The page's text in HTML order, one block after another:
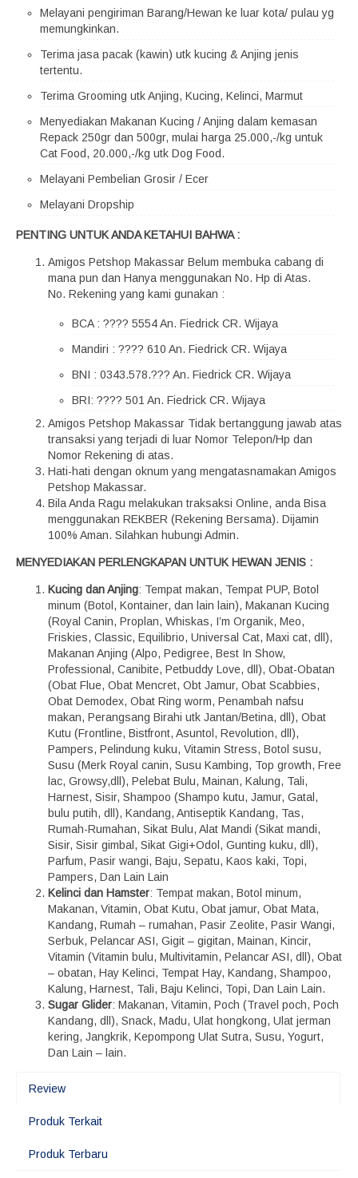
Melayani pengiriman Barang/Hewan ke luar kota/ pulau yg
memungkinkan.
Terima jasa pacak (kawin) utk kucing & Anjing jenis
tertentu.
Terima Grooming utk Anjing, Kucing, Kelinci, Marmut
Menyediakan Makanan Kucing / Anjing dalam kemasan
Repack 250gr dan 500gr, mulai harga 25.000,-/kg untuk
Cat Food, 20.000,-/kg utk Dog Food.
Melayani Pembelian Grosir / Ecer
Melayani Dropship
PENTING UNTUK ANDA KETAHUI BAHWA :
Amigos Petshop Makassar Belum membuka cabang di
mana pun dan Hanya menggunakan No. Hp di Atas.
No. Rekening yang kami gunakan :
BCA : ???? 5554 An. Fiedrick CR. Wijaya
Mandiri : ???? 610 An. Fiedrick CR. Wijaya
BNI : 0343.578.??? An. Fiedrick CR. Wijaya
BRI: ???? 501 An. Fiedrick CR. Wijaya
Amigos Petshop Makassar Tidak bertanggung jawab atas
transaksi yang terjadi di luar Nomor Telepon/Hp dan
Nomor Rekening di atas.
Hati-hati dengan oknum yang mengatasnamakan Amigos
Petshop Makassar.
Bila Anda Ragu melakukan traksaksi Online, anda Bisa
menggunakan REKBER (Rekening Bersama). Dijamin
100% Aman. Silahkan hubungi Admin.
MENYEDIAKAN PERLENGKAPAN UNTUK HEWAN JENIS :
Kucing dan Anjing: Tempat makan, Tempat PUP, Botol
minum (Botol, Kontainer, dan lain lain), Makanan Kucing
(Royal Canin, Proplan, Whiskas, I’m Organik, Meo,
Friskies, Classic, Equilibrio, Universal Cat, Maxi cat, dll),
Makanan Anjing (Alpo, Pedigree, Best In Show,
Professional, Canibite, Petbuddy Love, dll), Obat-Obatan
(Obat Flue, Obat Mencret, Obt Jamur, Obat Scabbies,
Obat Demodex, Obat Ring worm, Penambah nafsu
makan, Perangsang Birahi utk Jantan/Betina, dll), Obat
Kutu (Frontline, Bistfront, Asuntol, Revolution, dll),
Pampers, Pelindung kuku, Vitamin Stress, Botol susu,
Susu (Merk Royal canin, Susu Kambing, Top growth, Free
lac, Growsy,dll), Pelebat Bulu, Mainan, Kalung, Tali,
Harnest, Sisir, Shampoo (Shampo kutu, Jamur, Gatal,
bulu putih, dll), Kandang, Antiseptik Kandang, Tas,
Rumah-Rumahan, Sikat Bulu, Alat Mandi (Sikat mandi,
Sisir, Sisir gimbal, Sikat Gigi+Odol, Gunting kuku, dll),
Parfum, Pasir wangi, Baju, Sepatu, Kaos kaki, Topi,
Pampers, Dan Lain Lain
Kelinci dan Hamster: Tempat makan, Botol minum,
Makanan, Vitamin, Obat Kutu, Obat jamur, Obat Mata,
Kandang, Rumah – rumahan, Pasir Zeolite, Pasir Wangi,
Serbuk, Pelancar ASI, Gigit – gigitan, Mainan, Kincir,
Vitamin (Vitamin bulu, Multivitamin, Pelancar ASI, dll), Obat
– obatan, Hay Kelinci, Tempat Hay, Kandang, Shampoo,
Kalung, Harnest, Tali, Baju Kelinci, Topi, Dan Lain Lain.
Sugar Glider: Makanan, Vitamin, Poch (Travel poch, Poch
Kandang, dll), Snack, Madu, Ulat hongkong, Ulat jerman
kering, Jangkrik, Kepompong Ulat Sutra, Susu, Yogurt,
Dan Lain – lain.
Review
Produk Terkait
Produk Terbaru